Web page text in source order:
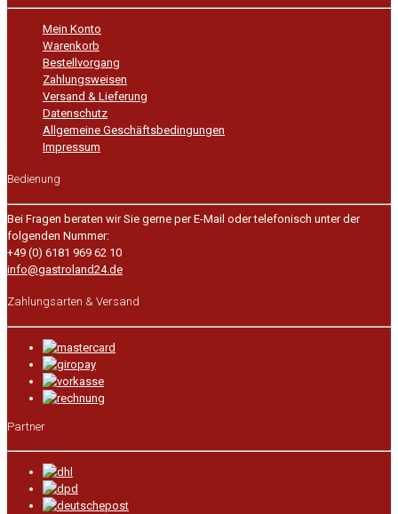
Mein Konto
Warenkorb
Bestellvorgang
Zahlungsweisen
Versand & Lieferung
Datenschutz
Allgemeine Geschäftsbedingungen
Impressum
Bedienung
Bei Fragen beraten wir Sie gerne per E-Mail oder telefonisch unter der
folgenden Nummer:
+49 (0) 6181 969 62 10
info@gastroland24.de
Zahlungsarten & Versand
Partner